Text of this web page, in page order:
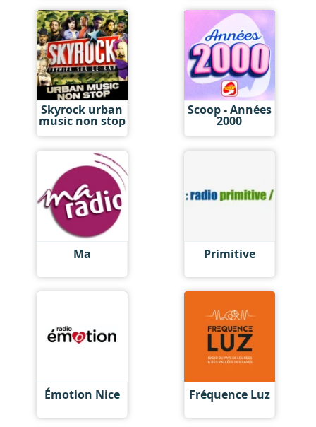
Skyrock urban
music non stop
Scoop - Années
2000
Ma Primitive
Émotion Nice Fréquence Luz